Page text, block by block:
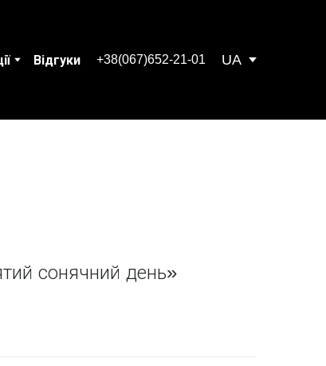
Відгуки +38(067)652-21-01 UA
сонячний день»